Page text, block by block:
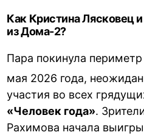
Как Кристина Лясковец
из Дома-2?
Пара покинула
мая 2026 года,
участия во всех
«Человек года».
Рахимова начала